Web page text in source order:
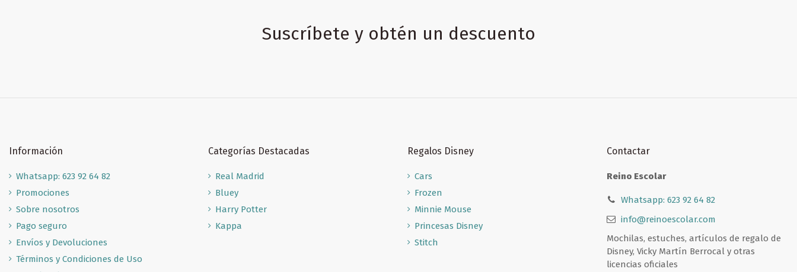
Suscríbete y obtén un descuento
Información
Whatsapp: 623 92 64 82
Promociones
Sobre nosotros
Pago seguro
Envíos y Devoluciones
Términos y Condiciones de Uso
Categorías Destacadas
Real Madrid
Bluey
Harry Potter
Kappa
Regalos Disney
Cars
Frozen
Minnie Mouse
Princesas Disney
Stitch
Contactar
Reino Escolar
Whatsapp: 623 92 64 82
info@reinoescolar.com
Mochilas, estuches, artículos de regalo de
Disney, Vicky Martín Berrocal y otras
licencias oficiales